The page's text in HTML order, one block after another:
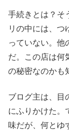
手続きとは？そ
リの中には、つ
っていない。他
だ。この店は何
の秘密なのかも
ブログ主は、目
にふりかけた。
味だが、何とゆ